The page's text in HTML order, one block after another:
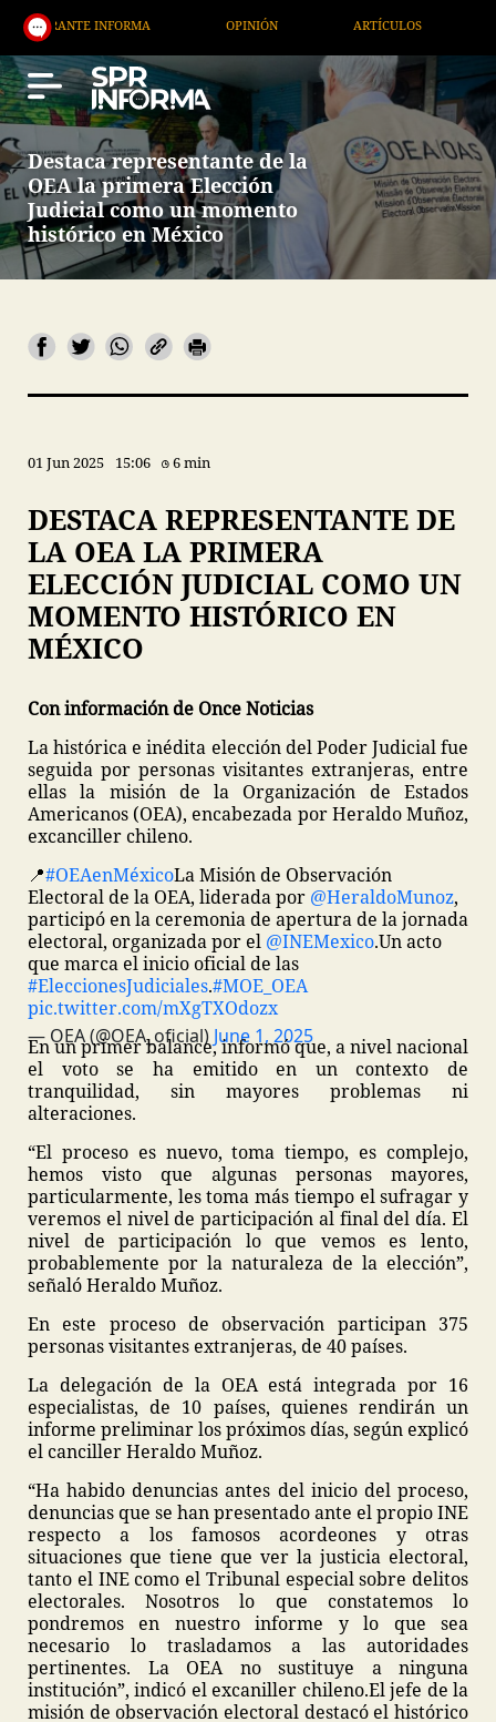
INFORMA
Destaca representante de la
OEA la primera Elección
Judicial como un momento
histórico en México
01 Jun 2025 15:06 6 min
DESTACA REPRESENTANTE DE
LA OEA LA PRIMERA
ELECCIÓN JUDICIAL COMO UN
MOMENTO HISTÓRICO EN
MÉXICO
Con información de Once Noticias
La histórica e inédita elección del Poder Judicial fue
seguida por personas visitantes extranjeras, entre
ellas la misión de la Organización de Estados
Americanos (OEA), encabezada por Heraldo Muñoz,
excanciller chileno.
📍#OEAenMéxicoLa Misión de Observación
Electoral de la OEA, liderada por @HeraldoMunoz,
participó en la ceremonia de apertura de la jornada
electoral, organizada por el @INEMexico.Un acto
que marca el inicio oficial de las
#EleccionesJudiciales.#MOE_OEA
pic.twitter.com/mXgTXOdozx
— OEA (@OEA_oficial) June 1, 2025
En un primer balance, informó que, a nivel nacional
el voto se ha emitido en un contexto de
tranquilidad, sin mayores problemas ni
alteraciones.
“El proceso es nuevo, toma tiempo, es complejo,
hemos visto que algunas personas mayores,
particularmente, les toma más tiempo el sufragar y
veremos el nivel de participación al final del día. El
nivel de participación lo que vemos es lento,
probablemente por la naturaleza de la elección”,
señaló Heraldo Muñoz.
En este proceso de observación participan 375
personas visitantes extranjeras, de 40 países.
La delegación de la OEA está integrada por 16
especialistas, de 10 países, quienes rendirán un
informe preliminar los próximos días, según explicó
el canciller Heraldo Muñoz.
“Ha habido denuncias antes del inicio del proceso,
denuncias que se han presentado ante el propio INE
respecto a los famosos acordeones y otras
situaciones que tiene que ver la justicia electoral,
tanto el INE como el Tribunal especial sobre delitos
electorales. Nosotros lo que constatemos lo
pondremos en nuestro informe y lo que sea
necesario lo trasladamos a las autoridades
pertinentes. La OEA no sustituye a ninguna
institución”, indicó el excaniller chileno.El jefe de la
misión de observación electoral destacó el histórico